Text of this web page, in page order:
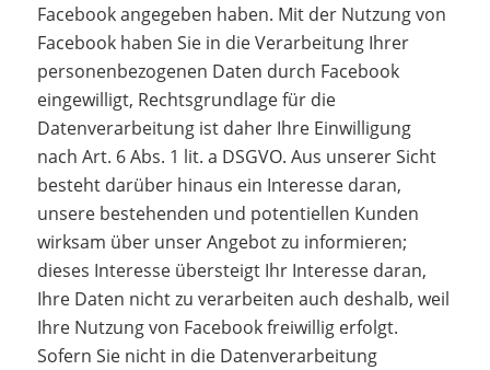
Facebook angegeben haben. Mit der Nutzung von
Facebook haben Sie in die Verarbeitung Ihrer
personenbezogenen Daten durch Facebook
eingewilligt, Rechtsgrundlage für die
Datenverarbeitung ist daher Ihre Einwilligung
nach Art. 6 Abs. 1 lit. a DSGVO. Aus unserer Sicht
besteht darüber hinaus ein Interesse daran,
unsere bestehenden und potentiellen Kunden
wirksam über unser Angebot zu informieren;
dieses Interesse übersteigt Ihr Interesse daran,
Ihre Daten nicht zu verarbeiten auch deshalb, weil
Ihre Nutzung von Facebook freiwillig erfolgt.
Sofern Sie nicht in die Datenverarbeitung